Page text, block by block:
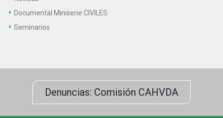
Documental Miniserie CIVILES
Seminarios
Denuncias: Comisión CAHVDA